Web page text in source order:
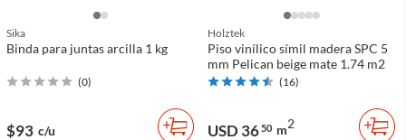
Sika
Binda para juntas arcilla 1 kg
(0)
$93 c/u
Holztek
Piso vinílico símil madera SPC 5
mm Pelican beige mate 1.74 m2
(16)
USD 36 50 m2